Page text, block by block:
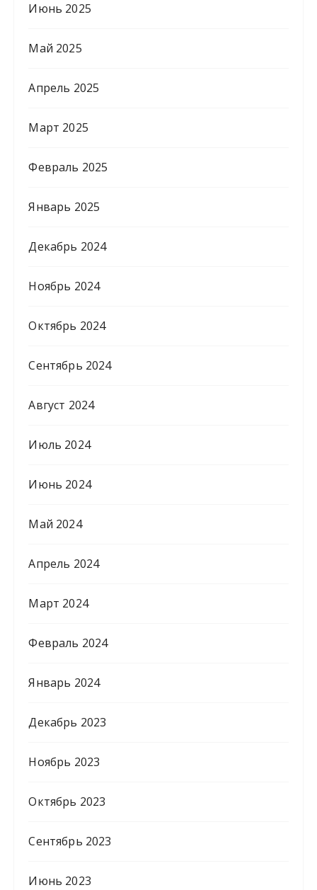
Июнь 2025
Май 2025
Апрель 2025
Март 2025
Февраль 2025
Январь 2025
Декабрь 2024
Ноябрь 2024
Октябрь 2024
Сентябрь 2024
Август 2024
Июль 2024
Июнь 2024
Май 2024
Апрель 2024
Март 2024
Февраль 2024
Январь 2024
Декабрь 2023
Ноябрь 2023
Октябрь 2023
Сентябрь 2023
Июнь 2023